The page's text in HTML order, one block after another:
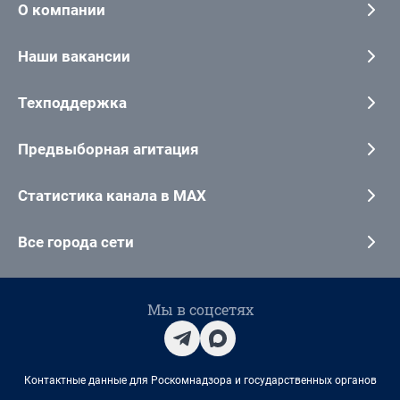
О компании
Наши вакансии
Техподдержка
Предвыборная агитация
Статистика канала в MAX
Все города сети
Мы в соцсетях
Контактные данные для Роскомнадзора и государственных органов